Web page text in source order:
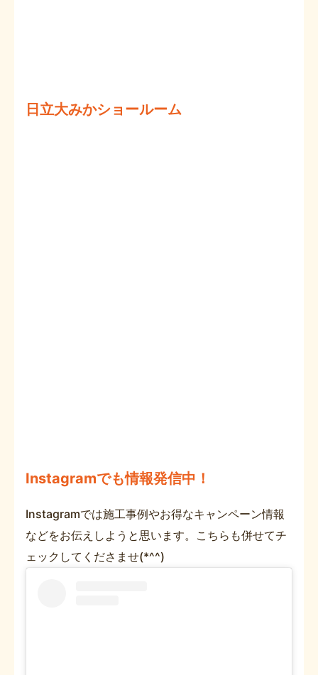
日立大みかショールーム
Instagramでも情報発信中！
Instagramでは施工事例やお得なキャンペーン情報
などをお伝えしようと思います。こちらも併せてチ
ェックしてくださませ(*^^)